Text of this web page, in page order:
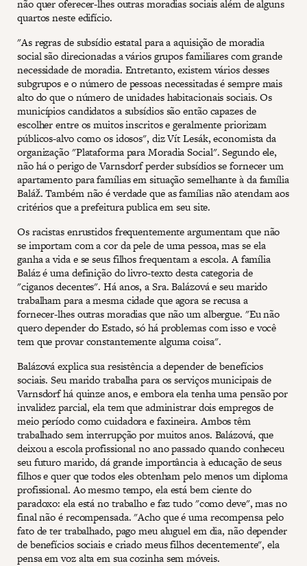
não quer oferecer-lhes outras moradias sociais além de alguns
quartos neste edifício.
"As regras de subsídio estatal para a aquisição de moradia
social são direcionadas a vários grupos familiares com grande
necessidade de moradia. Entretanto, existem vários desses
subgrupos e o número de pessoas necessitadas é sempre mais
alto do que o número de unidades habitacionais sociais. Os
municípios candidatos a subsídios são então capazes de
escolher entre os muitos inscritos e geralmente priorizam
públicos-alvo como os idosos", diz Vít Lesák, economista da
organização "Plataforma para Moradia Social". Segundo ele,
não há o perigo de Varnsdorf perder subsídios se fornecer um
apartamento para famílias em situação semelhante à da família
Baláž. Também não é verdade que as famílias não atendam aos
critérios que a prefeitura publica em seu site.
Os racistas enrustidos frequentemente argumentam que não
se importam com a cor da pele de uma pessoa, mas se ela
ganha a vida e se seus filhos frequentam a escola. A família
Baláz é uma definição do livro-texto desta categoria de
"ciganos decentes". Há anos, a Sra. Balázová e seu marido
trabalham para a mesma cidade que agora se recusa a
fornecer-lhes outras moradias que não um albergue. "Eu não
quero depender do Estado, só há problemas com isso e você
tem que provar constantemente alguma coisa".
Balázová explica sua resistência a depender de benefícios
sociais. Seu marido trabalha para os serviços municipais de
Varnsdorf há quinze anos, e embora ela tenha uma pensão por
invalidez parcial, ela tem que administrar dois empregos de
meio período como cuidadora e faxineira. Ambos têm
trabalhado sem interrupção por muitos anos. Balázová, que
deixou a escola profissional no ano passado quando conheceu
seu futuro marido, dá grande importância à educação de seus
filhos e quer que todos eles obtenham pelo menos um diploma
profissional. Ao mesmo tempo, ela está bem ciente do
paradoxo: ela está no trabalho e faz tudo "como deve", mas no
final não é recompensada. "Acho que é uma recompensa pelo
fato de ter trabalhado, pago meu aluguel em dia, não depender
de benefícios sociais e criado meus filhos decentemente", ela
pensa em voz alta em sua cozinha sem móveis.